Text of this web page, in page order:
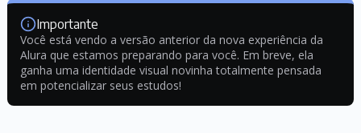
Importante
Você está vendo a versão anterior da nova experiência da
Alura que estamos preparando para você. Em breve, ela
ganha uma identidade visual novinha totalmente pensada
em potencializar seus estudos!